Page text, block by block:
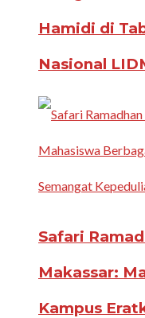
Hamidi di
Nasional
Safari
Makassar:
Kampus